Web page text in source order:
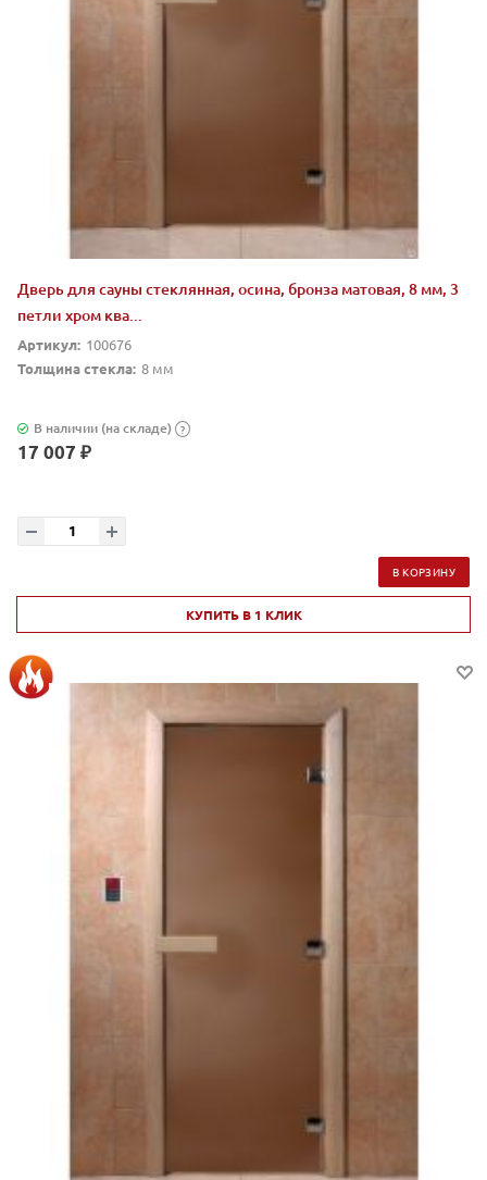
Дверь для сауны стеклянная, осина, бронза матовая, 8 мм, 3
петли хром ква...
Артикул: 100676
Толщина стекла: 8 мм
В наличии (на складе) ?
17 007 ₽
В КОРЗИНУ
КУПИТЬ В 1 КЛИК